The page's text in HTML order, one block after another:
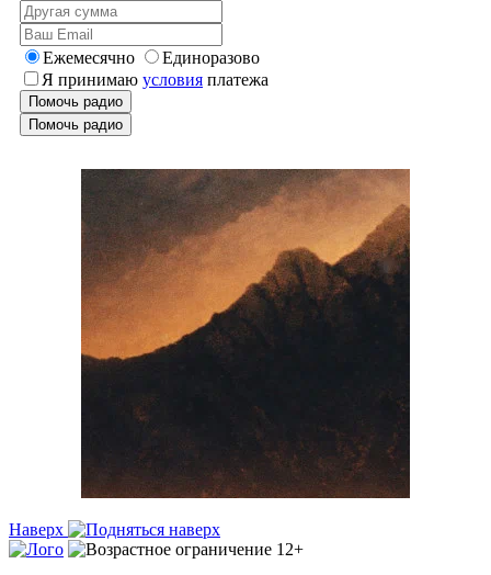
Ежемесячно
Единоразово
Я принимаю условия платежа
Помочь радио
Помочь радио
Наверх